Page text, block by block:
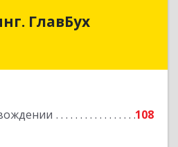
ГлавБух
108
ГлавБух
Респ, Нальчик г,